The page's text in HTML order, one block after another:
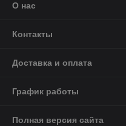
О нас
Контакты
Доставка и оплата
График работы
Полная версия сайта